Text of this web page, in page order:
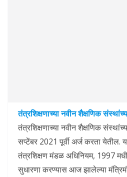
तंत्रशिक्षणाच्या नवीन शैक्षणिक
तंत्रशिक्षणाच्या नवीन शैक्षणिक
सप्टेंबर 2021 पूर्वी अर्ज करता येतील.
तंत्रशिक्षण मंडळ अधिनियम, 1997
सुधारणा करण्यास आज झालेल्या